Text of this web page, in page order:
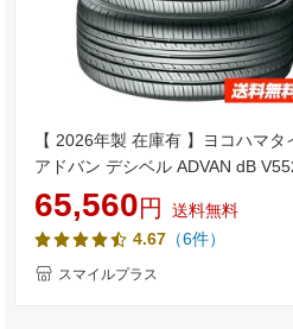
【 2026年製 在庫有 】ヨコハマタ
アドバン デシベル ADVAN dB
225/45R18 95W XL 新品サマータ
本セット
65,560円
送料無料
4.67 （6件）
スマイルプラス